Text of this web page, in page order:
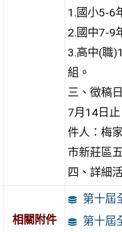
1.國小5-6
2.國中7-9
3.高中(職
組。
三、徵稿
7月14日
件人：梅
市新莊區
四、詳細
相關附件
第十屆
第十屆